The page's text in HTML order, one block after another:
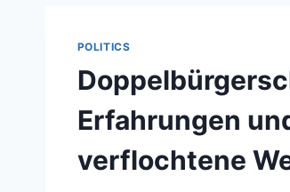
POLITICS
Erfahrungen
verflochtene